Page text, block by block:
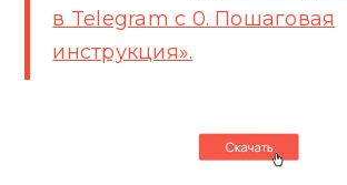
в Telegram с 0. Пошаговая
инструкция».